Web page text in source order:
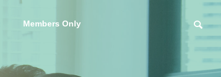
Members Only